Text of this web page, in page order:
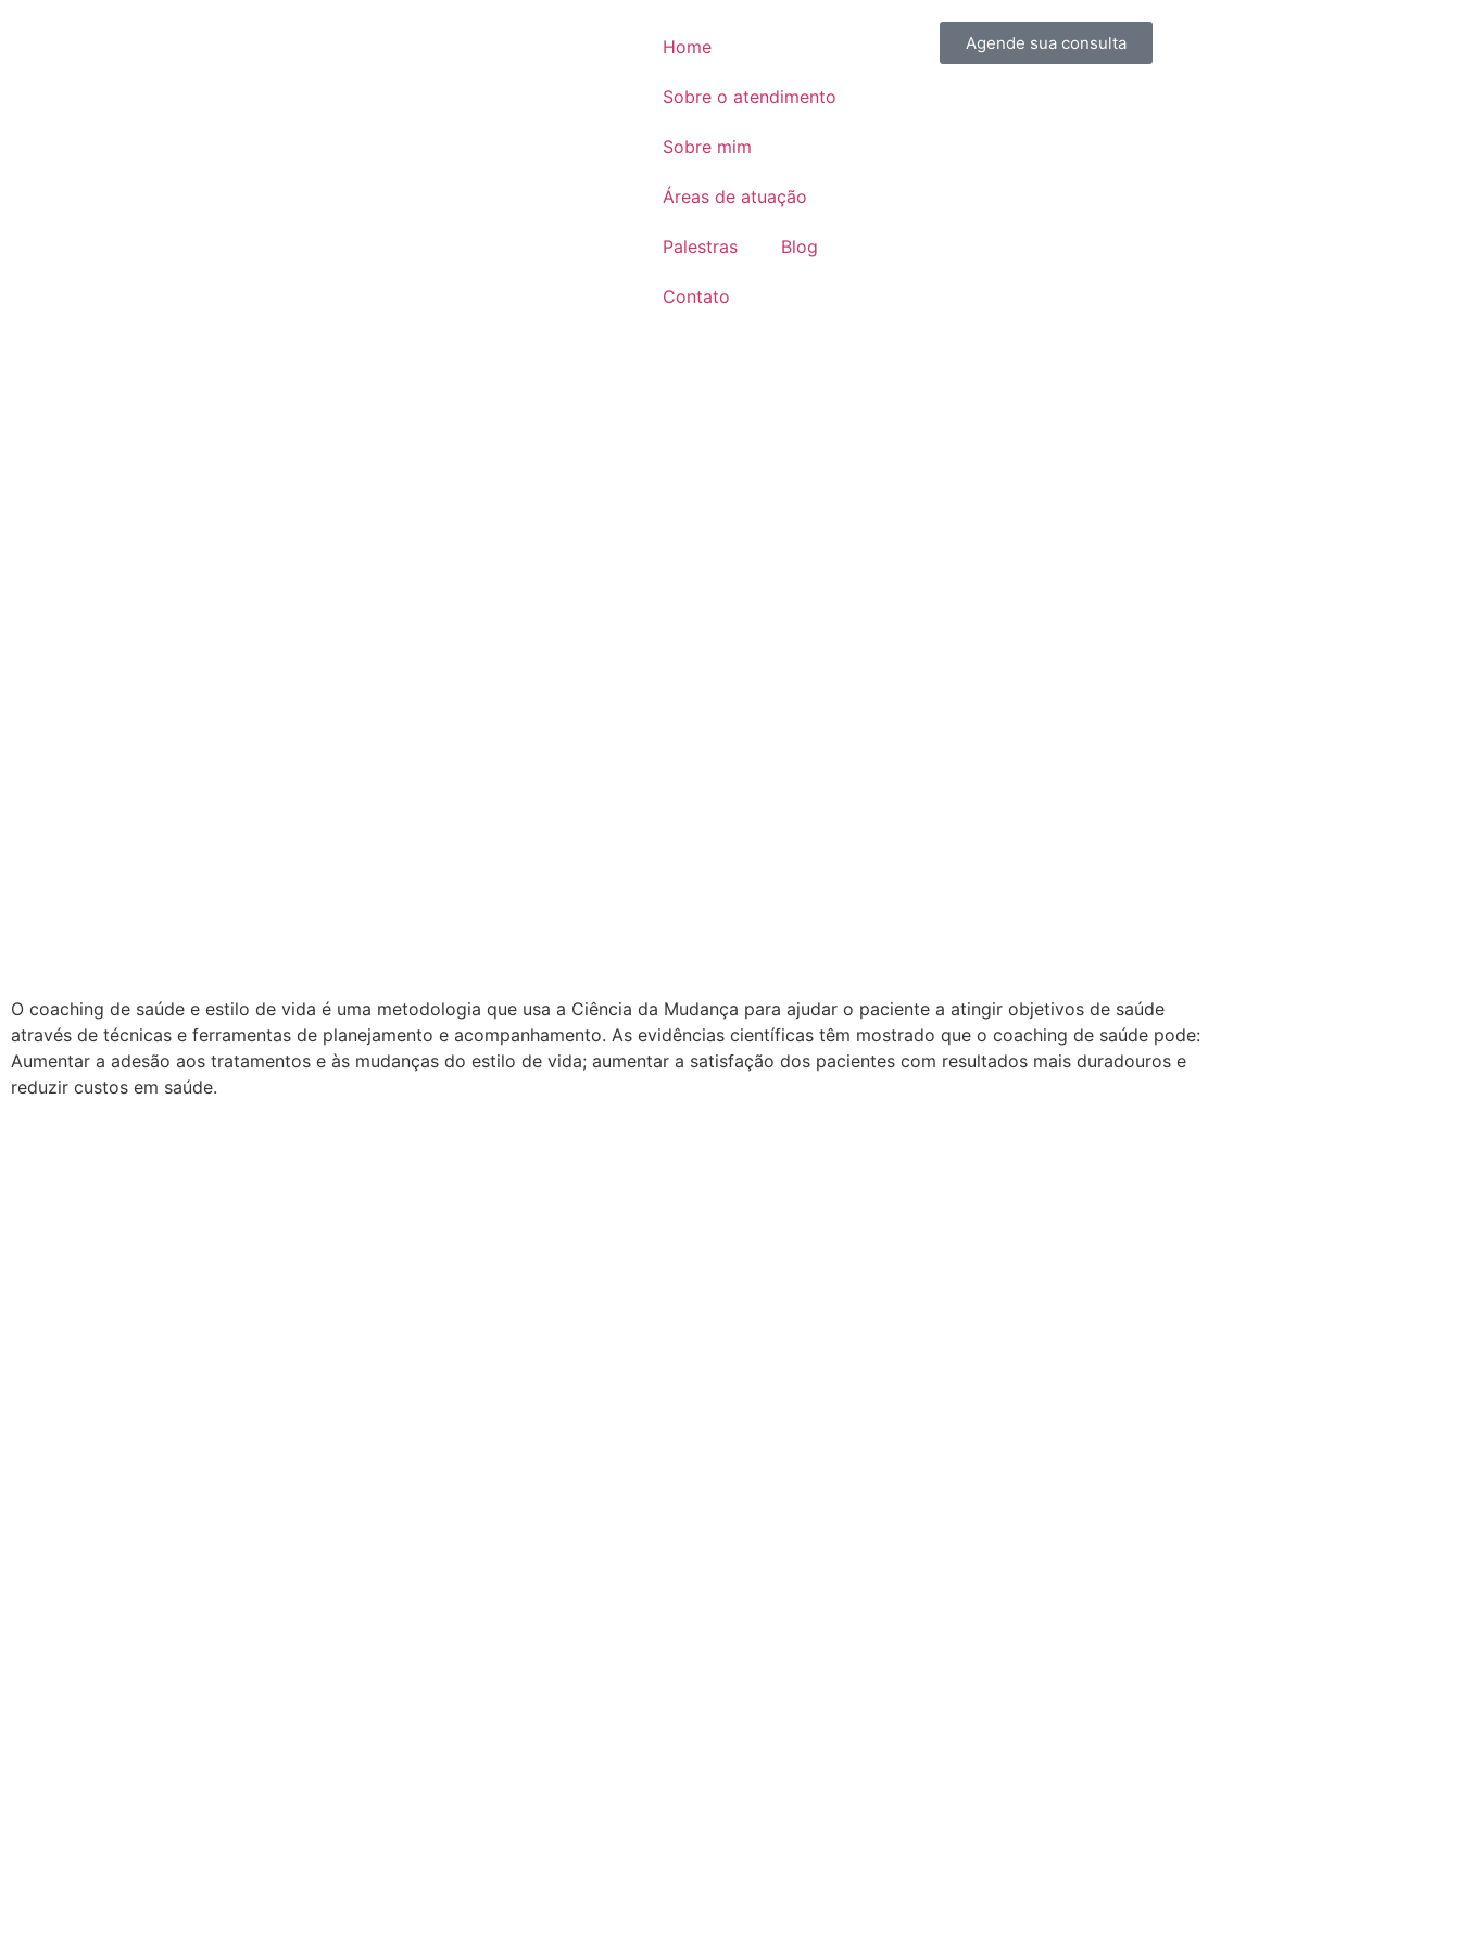
Home
Sobre o atendimento
Sobre mim
Áreas de atuação
Palestras Blog
Contato
Agende sua consulta
O coaching de saúde e estilo de vida é uma metodologia que usa a Ciência da Mudança para ajudar o paciente a atingir objetivos de saúde
através de técnicas e ferramentas de planejamento e acompanhamento. As evidências científicas têm mostrado que o coaching de saúde pode:
Aumentar a adesão aos tratamentos e às mudanças do estilo de vida; aumentar a satisfação dos pacientes com resultados mais duradouros e
reduzir custos em saúde.